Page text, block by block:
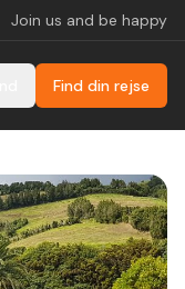
Join us and be happy
Find din rejse